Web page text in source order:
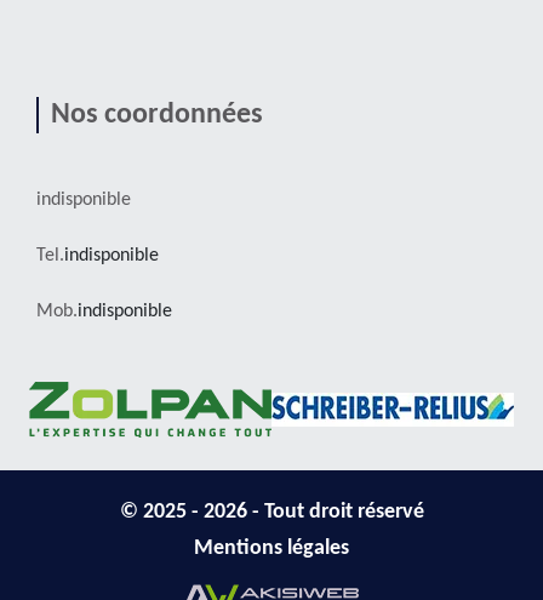
Nos coordonnées
indisponible
Tel.indisponible
Mob.indisponible
© 2025 - 2026 - Tout droit réservé
Mentions légales